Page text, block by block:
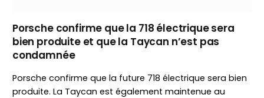
Porsche confirme que la 718 électrique sera
bien produite et que la Taycan n’est pas
condamnée
Porsche confirme que la future 718 électrique sera bien
produite. La Taycan est également maintenue au